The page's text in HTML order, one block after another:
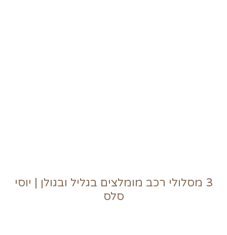
3 מסלולי רכב מומלצים בגליל ובגולן | יוסי
סלס